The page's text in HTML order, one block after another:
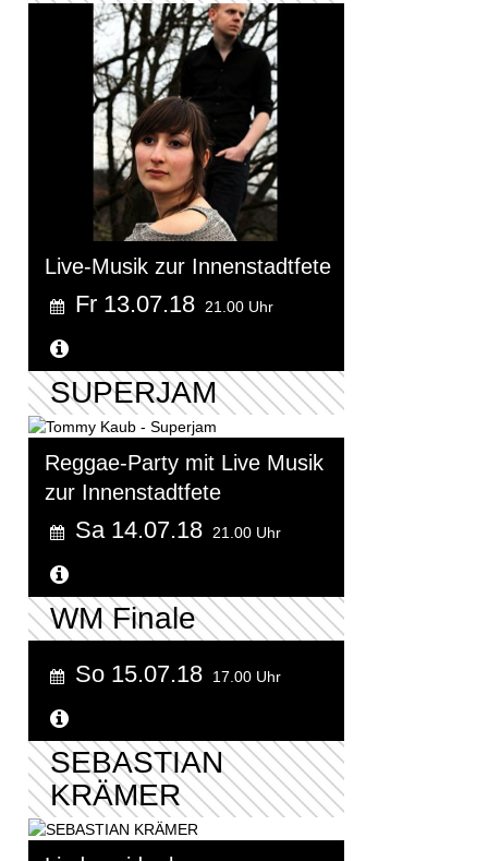
Live-Musik zur Innenstadtfete
Fr 13.07.18 21.00 Uhr
SUPERJAM
Reggae-Party mit Live Musik
zur Innenstadtfete
Sa 14.07.18 21.00 Uhr
WM Finale
So 15.07.18 17.00 Uhr
SEBASTIAN
KRÄMER